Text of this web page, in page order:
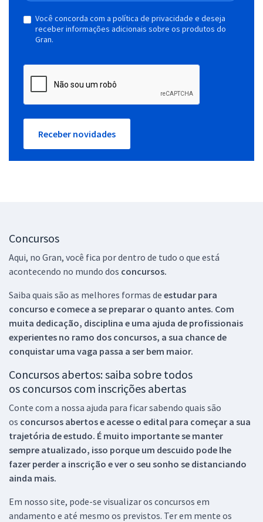
Você concorda com a política de privacidade e deseja
receber informações adicionais sobre os produtos do
Gran.
Receber novidades
Concursos
Aqui, no Gran, você fica por dentro de tudo o que está
acontecendo no mundo dos concursos.
Saiba quais são as melhores formas de estudar para
concurso e comece a se preparar o quanto antes. Com
muita dedicação, disciplina e uma ajuda de profissionais
experientes no ramo dos concursos, a sua chance de
conquistar uma vaga passa a ser bem maior.
Concursos abertos: saiba sobre todos
os concursos com inscrições abertas
Conte com a nossa ajuda para ficar sabendo quais são
os concursos abertos e acesse o edital para começar a sua
trajetória de estudo. É muito importante se manter
sempre atualizado, isso porque um descuido pode lhe
fazer perder a inscrição e ver o seu sonho se distanciando
ainda mais.
Em nosso site, pode-se visualizar os concursos em
andamento e até mesmo os previstos. Ter em mente os